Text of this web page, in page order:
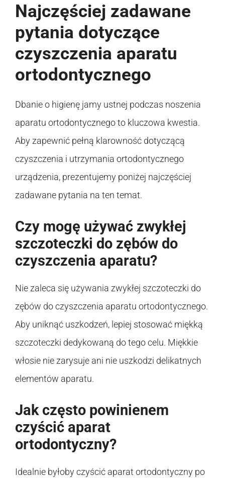
Najczęściej zadawane
pytania dotyczące
czyszczenia aparatu
ortodontycznego
Dbanie o higienę jamy ustnej podczas noszenia
aparatu ortodontycznego to kluczowa kwestia.
Aby zapewnić pełną klarowność dotyczącą
czyszczenia i utrzymania ortodontycznego
urządzenia, prezentujemy poniżej najczęściej
zadawane pytania na ten temat.
Czy mogę używać zwykłej
szczoteczki do zębów do
czyszczenia aparatu?
Nie zaleca się używania zwykłej szczoteczki do
zębów do czyszczenia aparatu ortodontycznego.
Aby uniknąć uszkodzeń, lepiej stosować miękką
szczoteczki dedykowaną do tego celu. Miękkie
włosie nie zarysuje ani nie uszkodzi delikatnych
elementów aparatu.
Jak często powinienem
czyścić aparat
ortodontyczny?
Idealnie byłoby czyścić aparat ortodontyczny po